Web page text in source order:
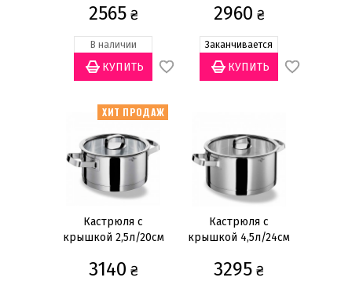
Воки
Ковши
Сотейники
Крышки
Банки для хранения кофе
Показать всё
Цена
— грн
2565₴
В наличии
2960 ₴
Заканчивается
ХИТ ПРОДАЖ
Кастрюля с
крышкой 2,5л/20см
3140 ₴
Кастрюля с
крышкой 4,5л/24см
3295 ₴